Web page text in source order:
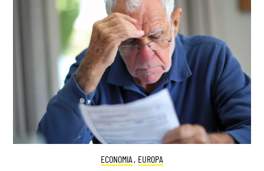
ECONOMIA , EUROPA